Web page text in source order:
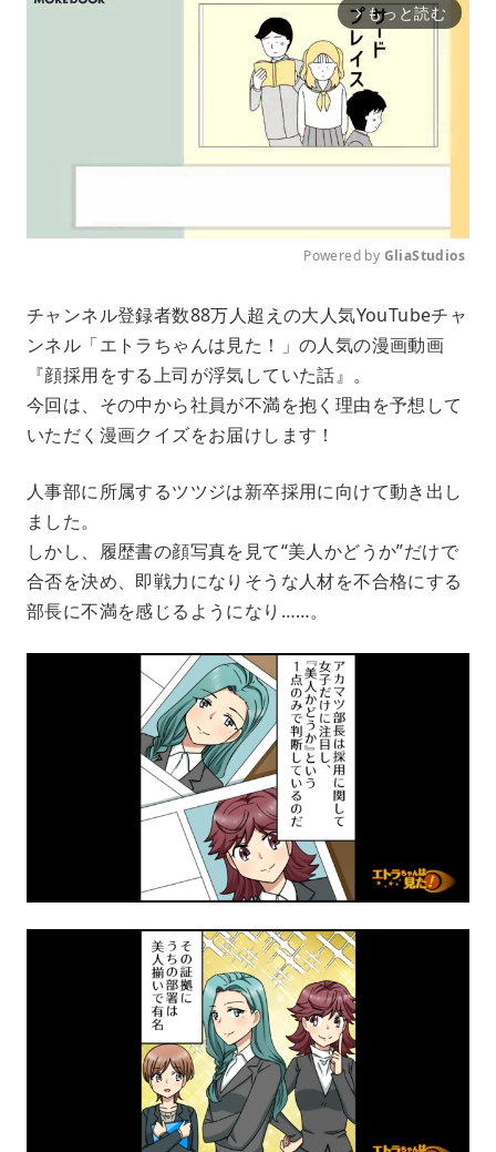
arrow_forward_ios もっと読む
u
t
Powered by GliaStudios
チャンネル登録者数88万人超えの大人気YouTubeチャ
ンネル「エトラちゃんは見た！」の人気の漫画動画
『顔採用をする上司が浮気していた話』。
今回は、その中から社員が不満を抱く理由を予想して
いただく漫画クイズをお届けします！
人事部に所属するツツジは新卒採用に向けて動き出し
ました。
しかし、履歴書の顔写真を見て“美人かどうか”だけで
合否を決め、即戦力になりそうな人材を不合格にする
部長に不満を感じるようになり……。